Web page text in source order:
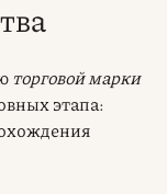
торговой марки
этапа: